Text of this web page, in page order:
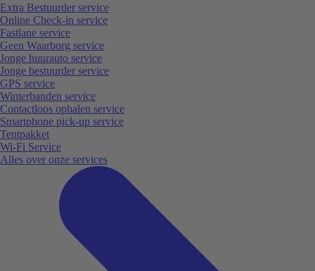
Extra Bestuurder service
Online Check-in service
Fastlane service
Geen Waarborg service
Jonge huurauto service
Jonge bestuurder service
GPS service
Winterbanden service
Contactloos ophalen service
Smartphone pick-up service
Tentpakket
Wi-Fi Service
Alles over onze services